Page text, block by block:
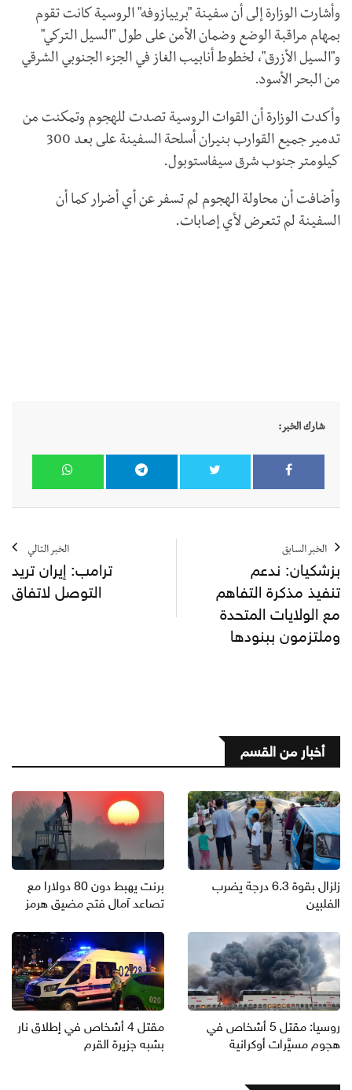
وأشارت الوزارة إلى أن سفينة "برييازوفه" الروسية كانت تقوم
بمهام مراقبة الوضع وضمان الأمن على طول "السيل التركي"
و"السيل الأزرق"، لخطوط أنابيب الغاز في الجزء الجنوبي الشرقي
من البحر الأسود.
وأكدت الوزارة أن القوات الروسية تصدت للهجوم وتمكنت من
تدمير جميع القوارب بنيران أسلحة السفينة على بعد 300
كيلومتر جنوب شرق سيفاستوبول.
وأضافت أن محاولة الهجوم لم تسفر عن أي أضرار كما أن
السفينة لم تتعرض لأي إصابات.
شارك الخبر:
الخبر السابق
بزشكيان: ندعم
تنفيذ مذكرة التفاهم
مع الولايات المتحدة
وملتزمون ببنودها
الخبر التالي
ترامب: إيران تريد
التوصل لاتفاق
أخبار من القسم
زلزال بقوة 6.3 درجة يضرب
الفلبين
برنت يهبط دون 80 دولارا مع
تصاعد آمال فتح مضيق هرمز
روسيا: مقتل 5 أشخاص في
هجوم مسيَّرات أوكرانية
مقتل 4 أشخاص في إطلاق نار
بشبه جزيرة القرم